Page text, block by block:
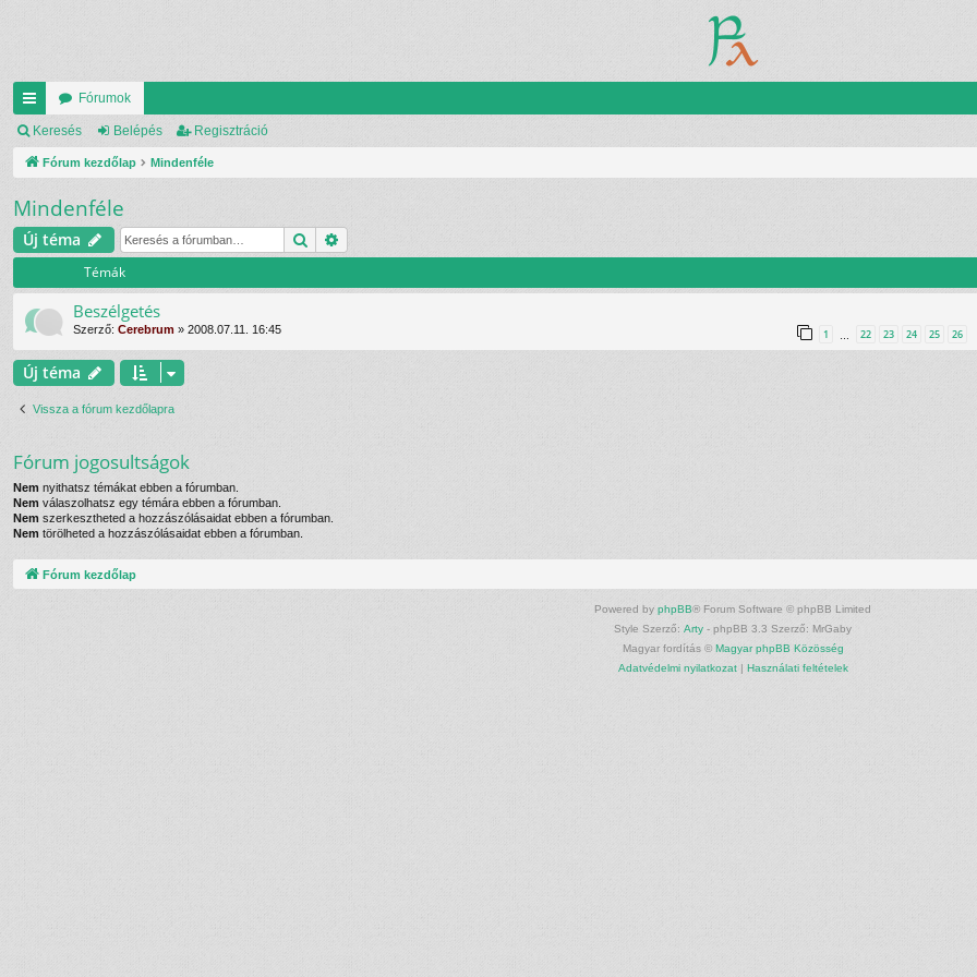
yo
rs
ke
k
Fórumok
Keresés Belépés Regisztráció
Fórum kezdőlap Mindenféle
Mindenféle
Új téma Keresés
Témák
Beszélgetés
Szerző: Cerebrum » 2008.07.11. 16:45 1 … 22 23 24 25 26
Új téma
Vissza a fórum kezdőlapra
Fórum jogosultságok
Nem nyithatsz témákat ebben a fórumban.
Nem válaszolhatsz egy témára ebben a fórumban.
Nem szerkesztheted a hozzászólásaidat ebben a fórumban.
Nem törölheted a hozzászólásaidat ebben a fórumban.
Fórum kezdőlap
Powered by phpBB® Forum Software © phpBB Limited
Style Szerző: Arty - phpBB 3.3 Szerző: MrGaby
Magyar fordítás © Magyar phpBB Közösség
Adatvédelmi nyilatkozat| Használati feltételek